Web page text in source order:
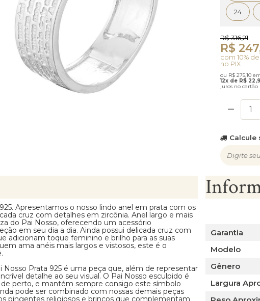
24
R$ 316,21
R$
com 10%
no PIX
ou R$ 275,10
12x de R$
juros no cartão
−
Calcule
Apresentamos o nosso lindo anel em prata com os
cruz com detalhes em zircônia. Anel largo e mais
do Pai Nosso, oferecendo um acessório
em seu dia a dia. Ainda possui delicada cruz com
adicionam toque feminino e brilho para as suas
ama anéis mais largos e vistosos, este é o
Nosso Prata 925 é uma peça que, além de representar
detalhe ao seu visual. O Pai Nosso esculpido é
perto, e mantém sempre consigo este símbolo
pode ser combinado com nossas demais peças
pingentes religiosos e brincos que complementam
Garantia
Modelo
Gênero
Largura